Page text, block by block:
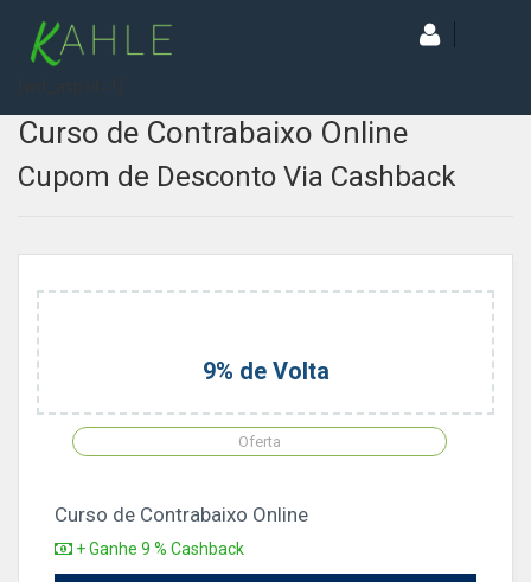
Curso de Contrabaixo Online
Cupom de Desconto Via Cashback
9% de Volta
Oferta
Curso de Contrabaixo Online
+ Ganhe 9 % Cashback